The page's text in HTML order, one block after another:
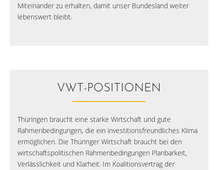
Miteinander zu erhalten, damit unser Bundesland weiter
lebenswert bleibt.
VWT-POSITIONEN
Thüringen braucht eine starke Wirtschaft und gute
Rahmenbedingungen, die ein investitionsfreundliches Klima
ermöglichen. Die Thüringer Wirtschaft braucht bei den
wirtschaftspolitischen Rahmenbedingungen Planbarkeit,
Verlässlichkeit und Klarheit. Im Koalitionsvertrag der